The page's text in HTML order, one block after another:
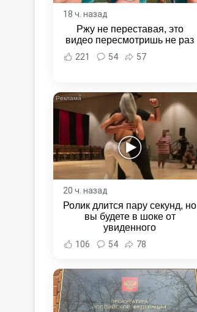
18 ч. назад
Ржу не переставая, это
видео пересмотришь не раз
221 54 57
20 ч. назад
Ролик длится пару секунд, но
вы будете в шоке от
увиденного
106 54 78